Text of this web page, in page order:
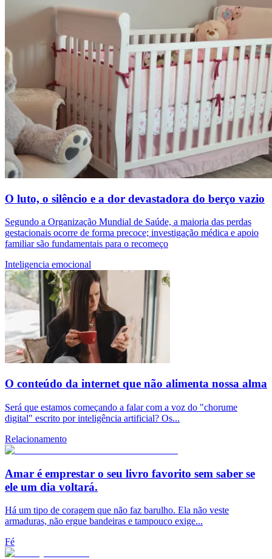
O luto, o silêncio e a dor devastadora do berço vazio
Segundo a Organização Mundial de Saúde, a maioria das perdas
gestacionais ocorre de forma precoce; investigação médica e apoio
familiar são fundamentais para o recomeço
Inteligencia emocional
O conteúdo da internet que não alimenta nossa alma
Será que estamos começando a falar com a voz do "chorume
digital" escrito por inteligência artificial? Os...
Relacionamento
Amar é emprestar o seu livro favorito sem saber se
ele um dia voltará.
Há um tipo de coragem que não faz barulho. Ela não veste
armaduras, não ergue bandeiras e tampouco exige...
Fé